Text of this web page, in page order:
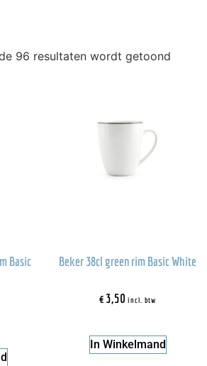
96 resultaten wordt getoond
Basic
Beker 38cl green rim Basic White
€3,50 incl. btw
In Winkelmand